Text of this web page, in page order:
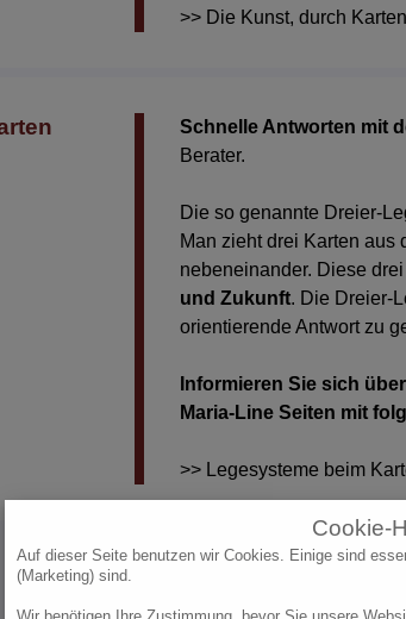
>> Die Kunst, durch
Schnelle Antworten mit
Berater.
Die so genannte Dreier-
Man zieht drei Karten aus
nebeneinander. Diese
und Zukunft. Die Dreier-
orientierende Antwort zu
Informieren Sie sich
Maria-Line Seiten mit
>> Legesysteme beim
Hier geht's zur Maria-Line
Cookie-
Auf dieser Seite benutzen wir Cookies. Einige sind
(Marketing) sind.